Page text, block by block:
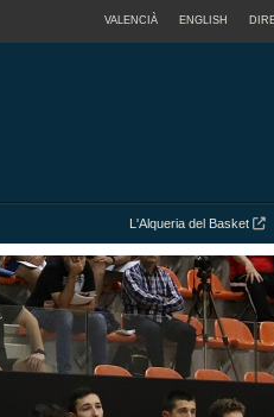
VALENCIÀ ENGLISH
L'Alqueria del Basket